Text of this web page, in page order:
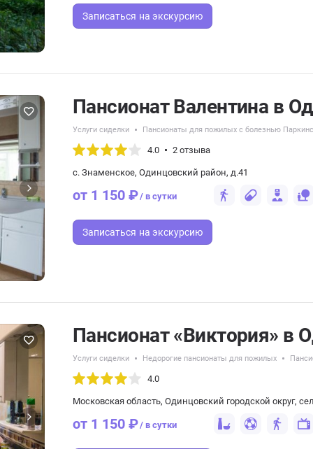
Записаться на экскурсию
Пансионат Валентина в
Услуги сиделки Пансионаты для пожилых с болезнью
4.0 2 отзыва
с. Знаменское, Одинцовский район, д.41
от 1 150 ₽/ в сутки
Записаться на экскурсию
Пансионат «Виктория» в
Услуги сиделки Недорогие пансионаты для пожилых
4.0
Московская область, Одинцовский городской округ,
от 1 150 ₽/ в сутки